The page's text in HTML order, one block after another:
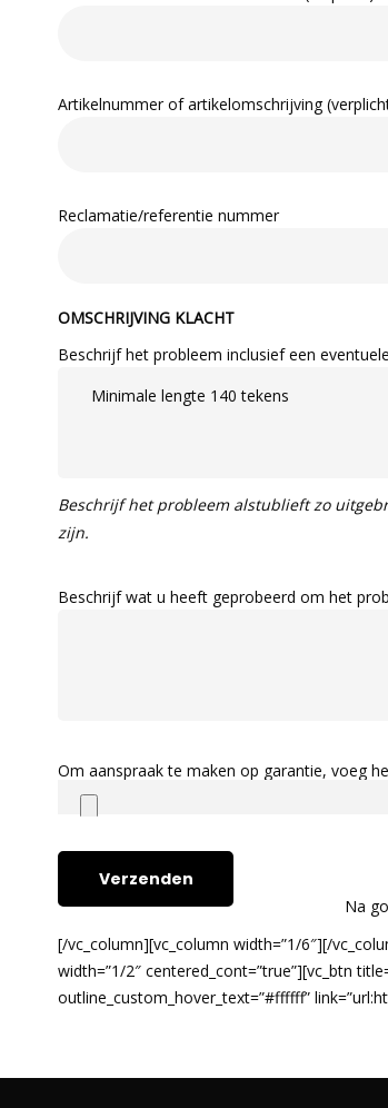
Artikelnummer of artikelomschrijving
Reclamatie/referentie nummer
OMSCHRIJVING KLACHT
Beschrijf het probleem inclusief een
Beschrijf het probleem alstublieft zo
zijn.
Beschrijf wat u heeft geprobeerd om het
Om aanspraak te maken op garantie, voeg
Na
[/vc_column][vc_column width=”1/6″][/
width=”1/2″ centered_cont=”true”][vc_btn
outline_custom_hover_text=”#ffffff”